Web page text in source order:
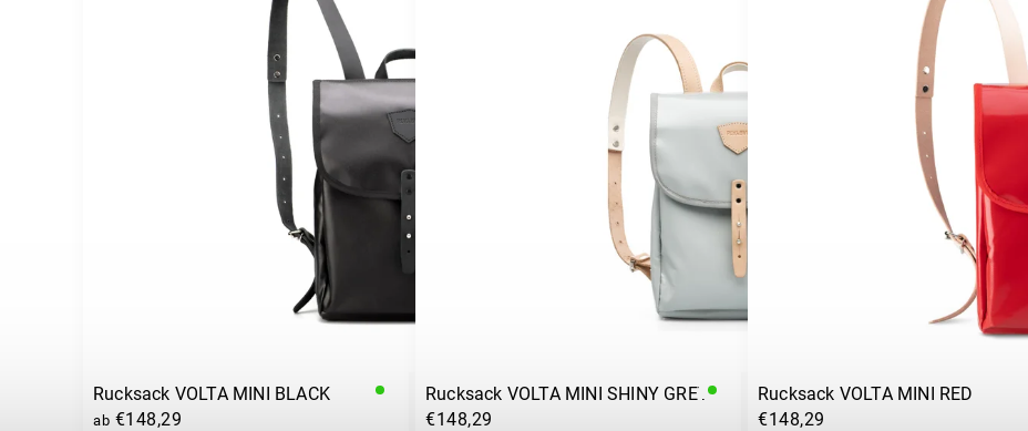
Rucksack VOLTA MINI BLACK
ab €148,29
Rucksack VOLTA MINI SHINY GREY
€148,29
Rucksack VOLTA MINI RED
€148,29